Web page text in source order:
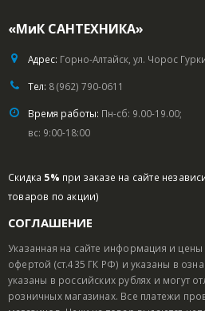
«МиК САНТЕХНИКА»
Адрес: Горно-Алтайск, ул. Чорос
Тел: 8 (962) 790-0611
Время работы: Пн-сб: 9.00-19.00;
вс: 9:00-18:00
Скидка 5% при заказе на сайте
товаров по акции)
СОГЛАШЕНИЕ
Указанная на сайте информация и цены
офертой (ст.435 ГК РФ) и указаны в
указаны в российских рублях и могут
розничных магазинах. Все платежи